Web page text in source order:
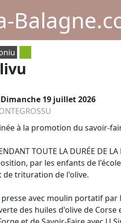
Dimanche 19 juillet 2026
à la promotion du savoir-
TOUTE LA DURÉE DE LA
par les enfants de
de trituration de l'olive.
avec moulin portatif par
des huiles d'olive de Corse